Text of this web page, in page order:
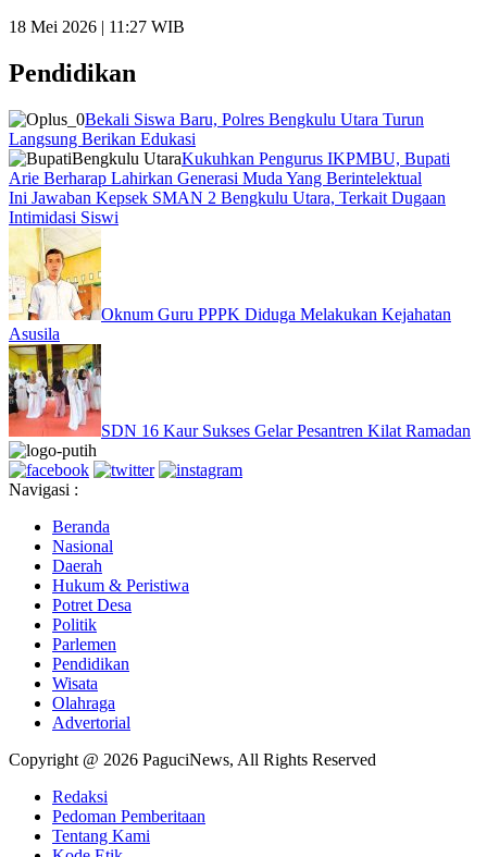
18 Mei 2026 | 11:27 WIB
Pendidikan
Bekali Siswa Baru, Polres Bengkulu Utara Turun
Langsung Berikan Edukasi
Kukuhkan Pengurus IKPMBU, Bupati
Arie Berharap Lahirkan Generasi Muda Yang Berintelektual
Ini Jawaban Kepsek SMAN 2 Bengkulu Utara, Terkait Dugaan
Intimidasi Siswi
Oknum Guru PPPK Diduga Melakukan Kejahatan
Asusila
SDN 16 Kaur Sukses Gelar Pesantren Kilat Ramadan
Navigasi :
Beranda
Nasional
Daerah
Hukum & Peristiwa
Potret Desa
Politik
Parlemen
Pendidikan
Wisata
Olahraga
Advertorial
Copyright @ 2026 PaguciNews, All Rights Reserved
Redaksi
Pedoman Pemberitaan
Tentang Kami